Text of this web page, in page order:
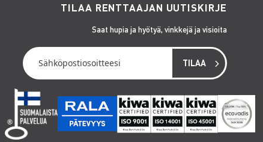
TILAA RENTTAAJAN UUTISKIRJE
Saat hupia ja hyötyä, vinkkejä ja visioita